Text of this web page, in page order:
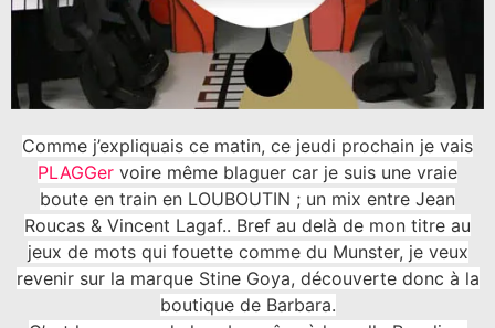
Comme j’expliquais ce matin, ce jeudi prochain je vais
PLAGGer voire même blaguer car je suis une vraie
boute en train en LOUBOUTIN ; un mix entre Jean
Roucas & Vincent Lagaf.. Bref au delà de mon titre au
jeux de mots qui fouette comme du Munster, je veux
revenir sur la marque Stine Goya, découverte donc à la
boutique de Barbara.